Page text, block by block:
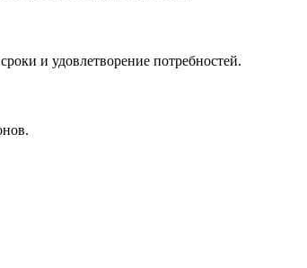
и удовлетворение потребностей.